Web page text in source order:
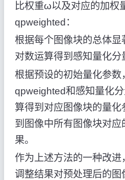
比权重ω以及对应的加权
qpweighted：
根据每个图像块的总体
对数运算得到感知量化分
根据预设的初始量化参
qpweighted和感知量化
算得到对应图像块的量
到图像中所有图像块对应
果。
作为上述方法的一种改
调整结果对预处理后的